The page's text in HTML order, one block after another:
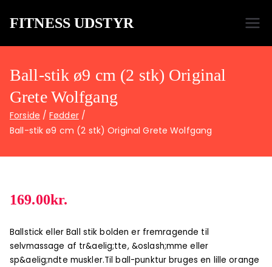
FITNESS UDSTYR
Ball-stik ø9 cm (2 stk) Original
Grete Wolfgang
Forside
Fødder
Ball-stik ø9 cm (2 stk) Original Grete Wolfgang
169.00kr.
Ballstick eller Ball stik bolden er fremragende til
selvmassage af tr&aelig;tte, &oslash;mme eller
sp&aelig;ndte muskler.Til ball-punktur bruges en lille orange